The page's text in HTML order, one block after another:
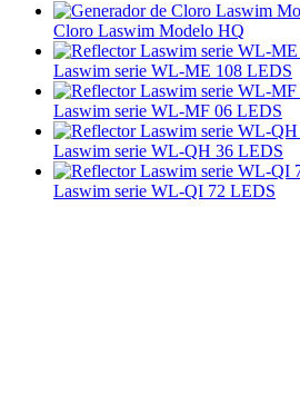
Cloro Laswim Modelo HQ
Laswim serie WL-ME 108 LEDS
Laswim serie WL-MF 06 LEDS
Laswim serie WL-QH 36 LEDS
Laswim serie WL-QI 72 LEDS